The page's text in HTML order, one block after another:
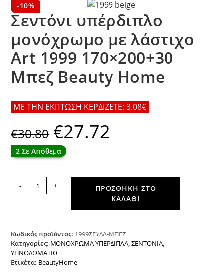
-10%
Σεντόνι υπέρδιπλο
μονόχρωμο με λάστιχο
Art 1999 170×200+30
Μπεζ Beauty Home
ΜΕ ΤΗΝ ΕΚΠΤΩΣΗ ΚΕΡΔΙΖΕΤΕ: 3.08€
€30.80 Original
price
was:
€30.80.
€27.72
2 Σε Απόθεμα
υπέρδιπλο
Art
1999
170x200+30
Μπεζ
- +
ΠΡΟΣΘΉΚΗ ΣΤΟ
ΚΑΛΆΘΙ
Κωδικός προϊόντος: 1999ΣΕΥΔΛ-ΜΠΕΖ
Κατηγορίες: ΜΟΝΟΧΡΩΜΑ ΥΠΕΡΔΙΠΛΑ,ΣΕΝΤΟΝΙΑ,
ΥΠΝΟΔΩΜΑΤΙΟ
Ετικέτα: BeautyHome